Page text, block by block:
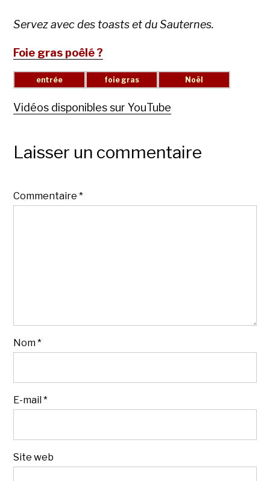
Servez avec des toasts et du Sauternes.
Foie gras poêlé ?
Vidéos disponibles sur YouTube
Laisser un commentaire
Commentaire*
Nom*
E-mail*
Site web